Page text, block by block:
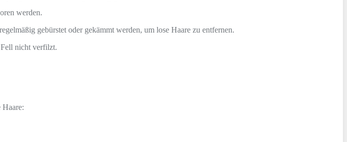
werden.
gebürstet oder gekämmt werden, um lose Haare zu entfernen.
Fell nicht verfilzt.